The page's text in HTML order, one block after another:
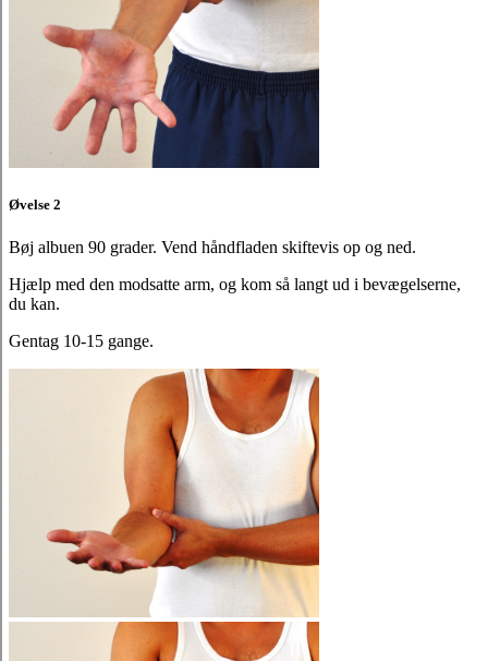
Øvelse 2
Bøj albuen 90 grader. Vend håndfladen skiftevis op og ned.
Hjælp med den modsatte arm, og kom så langt ud i bevægelserne,
du kan.
Gentag 10-15 gange.